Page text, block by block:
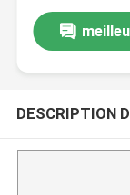
DESCRIPTION